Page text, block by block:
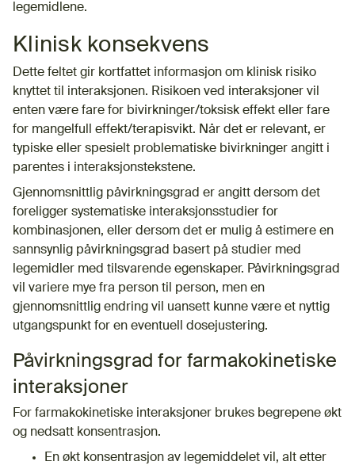
legemidlene.
Klinisk konsekvens
Dette feltet gir kortfattet informasjon om klinisk risiko
knyttet til interaksjonen. Risikoen ved interaksjoner vil
enten være fare for bivirkninger/toksisk effekt eller fare
for mangelfull effekt/terapisvikt. Når det er relevant, er
typiske eller spesielt problematiske bivirkninger angitt i
parentes i interaksjonstekstene.
Gjennomsnittlig påvirkningsgrad er angitt dersom det
foreligger systematiske interaksjonsstudier for
kombinasjonen, eller dersom det er mulig å estimere en
sannsynlig påvirkningsgrad basert på studier med
legemidler med tilsvarende egenskaper. Påvirkningsgrad
vil variere mye fra person til person, men en
gjennomsnittlig endring vil uansett kunne være et nyttig
utgangspunkt for en eventuell dosejustering.
Påvirkningsgrad for farmakokinetiske
interaksjoner
For farmakokinetiske interaksjoner brukes begrepene økt
og nedsatt konsentrasjon.
En økt konsentrasjon av legemiddelet vil, alt etter